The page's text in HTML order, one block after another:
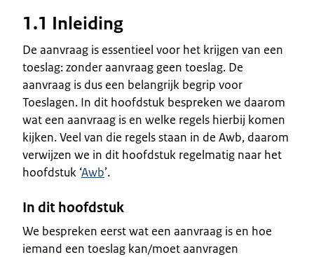
1.1 Inleiding
De aanvraag is essentieel voor het krijgen van een
toeslag: zonder aanvraag geen toeslag. De
aanvraag is dus een belangrijk begrip voor
Toeslagen. In dit hoofdstuk bespreken we daarom
wat een aanvraag is en welke regels hierbij komen
kijken. Veel van die regels staan in de Awb, daarom
verwijzen we in dit hoofdstuk regelmatig naar het
hoofdstuk ‘Awb’.
In dit hoofdstuk
We bespreken eerst wat een aanvraag is en hoe
iemand een toeslag kan/moet aanvragen